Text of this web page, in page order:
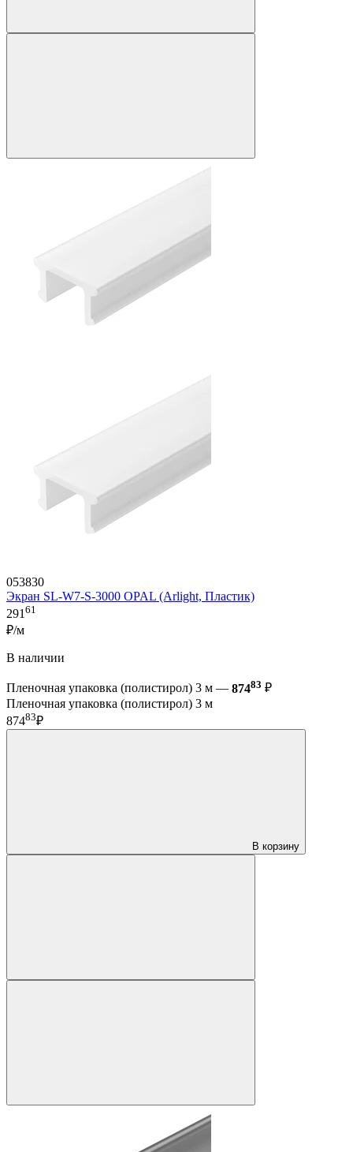
053830
Экран SL-W7-S-3000 OPAL (Arlight, Пластик)
29161
₽/м
В наличии
Пленочная упаковка (полистирол) 3 м — 87483 ₽
Пленочная упаковка (полистирол) 3 м
87483₽
В корзину